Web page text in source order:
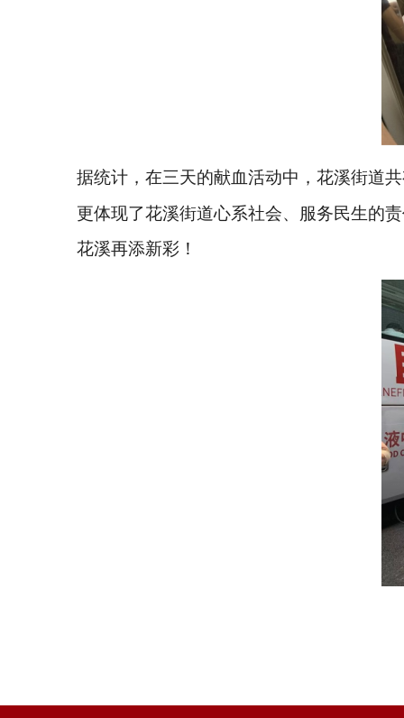
据统计，在三天的献血活动中，花溪街道
更体现了花溪街道心系社会、服务民生的
花溪再添新彩！